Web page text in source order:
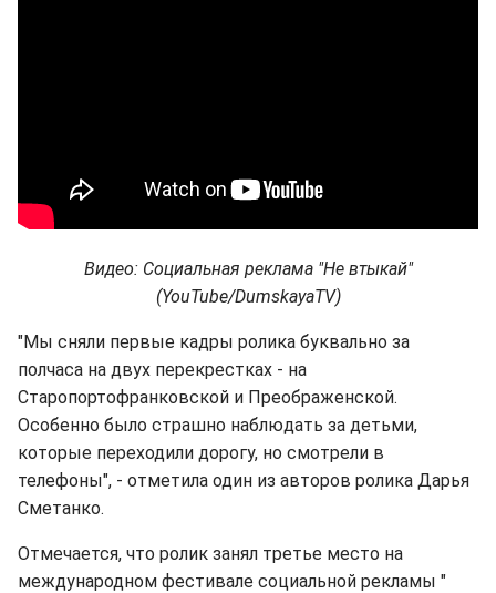
Видео: Социальная реклама "Не втыкай"
(YouTube/DumskayaTV)
"Мы сняли первые кадры ролика буквально за
полчаса на двух перекрестках - на
Старопортофранковской и Преображенской.
Особенно было страшно наблюдать за детьми,
которые переходили дорогу, но смотрели в
телефоны", - отметила один из авторов ролика Дарья
Сметанко.
Отмечается, что ролик занял третье место на
международном фестивале социальной рекламы "